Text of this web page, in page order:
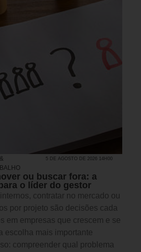
5 DE AGOSTO DE 2026 14H00
ou buscar fora: a
o líder do gestor
contratar no mercado ou
por projeto são decisões cada
em empresas que crescem e se
escolha mais importante
compreender qual problema